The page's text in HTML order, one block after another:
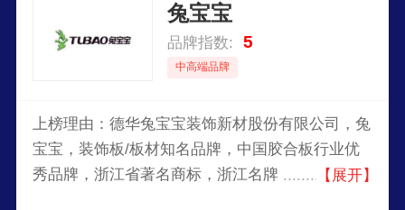
兔宝宝
品牌指数: 5
中高端品牌
上榜理由：德华兔宝宝装饰新材股份有限公司，兔
宝宝，装饰板/板材知名品牌，中国胶合板行业优
秀品牌，浙江省著名商标，浙江名牌，上市公司，
【展开】